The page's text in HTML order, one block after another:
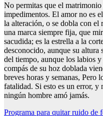
No permitas que el matrimonio
impedimentos. El amor no es
la alteración, o se dobla con
una marca siempre fija, que
sacudida; es la estrella a la
desconocido, aunque su altura
del tiempo, aunque los labios
compás de su hoz doblada
breves horas y semanas, Pero
fatalidad. Si esto es un error, y
ningún hombre amó jamás.
Programa para quitar ruido de